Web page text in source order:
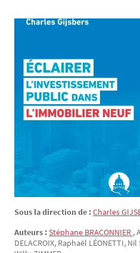
Sous la direction de :Charles
Auteurs :Stéphane BRACONNIER ,
DELACROIX, Raphaël LÉONETTI, Nil